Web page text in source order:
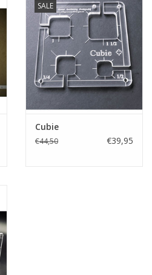
SALE
Cubie
€44,50 €39,95